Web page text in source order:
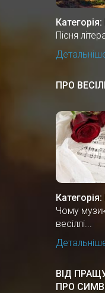
Категорія:
Пісня
ПРО
Категорія:
Чому
весіллі...
ВІД
ПРО